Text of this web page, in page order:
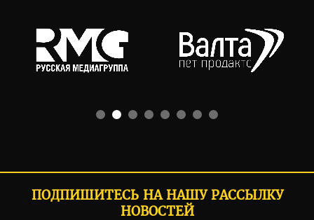
ПОДПИШИТЕСЬ НА НАШУ РАССЫЛКУ
НОВОСТЕЙ